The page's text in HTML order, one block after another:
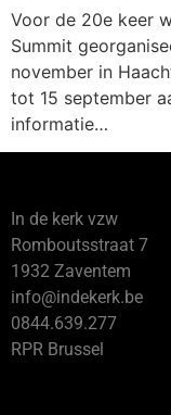
Voor de 20e keer
Summit
november in
tot 15 september
informatie…
In de kerk vzw
Romboutsstraat 7
1932 Zaventem
info@indekerk.be
0844.639.277
RPR Brussel